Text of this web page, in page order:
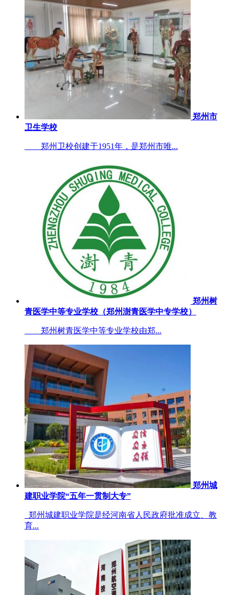
郑州市
卫生学校
郑州卫校创建于1951年，是郑州市唯...
郑州树
青医学中等专业学校（郑州澍青医学中专学校）
郑州树青医学中等专业学校由郑...
郑州城
建职业学院“五年一贯制大专”
郑州城建职业学院是经河南省人民政府批准成立、教
育...